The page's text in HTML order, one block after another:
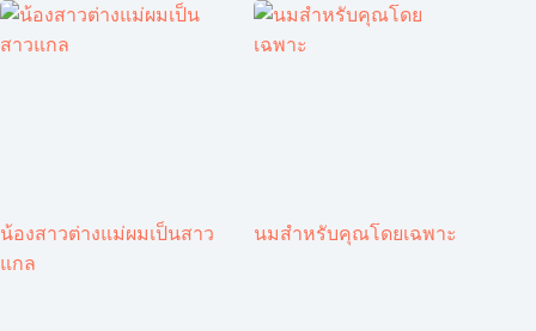
น้องสาวต่างแม่ผมเป็นสาว
แกล
นมสำหรับคุณโดยเฉพาะ